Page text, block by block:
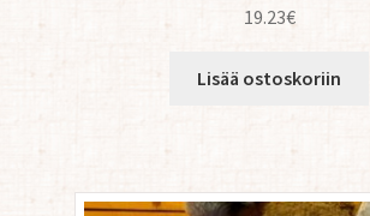
19.23€
Lisää ostoskoriin